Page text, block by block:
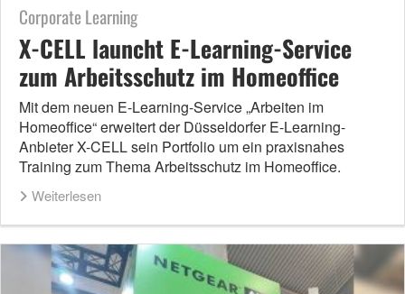
Corporate Learning
X-CELL launcht E-Learning-Service
zum Arbeitsschutz im Homeoffice
Mit dem neuen E-Learning-Service „Arbeiten im
Homeoffice“ erweitert der Düsseldorfer E-Learning-
Anbieter X-CELL sein Portfolio um ein praxisnahes
Training zum Thema Arbeitsschutz im Homeoffice.
Weiterlesen